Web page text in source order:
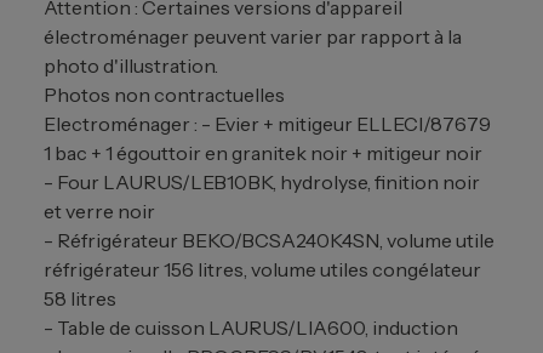
Attention : Certaines versions d'appareil
électroménager peuvent varier par rapport à la
photo d'illustration.
Photos non contractuelles
Electroménager : - Evier + mitigeur ELLECI/87679
1 bac + 1 égouttoir en granitek noir + mitigeur noir
- Four LAURUS/LEB10BK, hydrolyse, finition noir
et verre noir
- Réfrigérateur BEKO/BCSA240K4SN, volume utile
réfrigérateur 156 litres, volume utiles congélateur
58 litres
- Table de cuisson LAURUS/LIA600, induction